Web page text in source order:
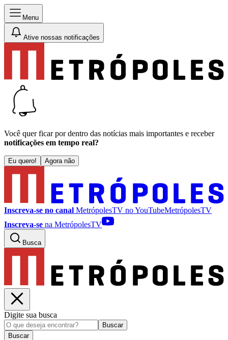
Menu
Ative nossas notificações
Você quer ficar por dentro das notícias mais importantes e receber
notificações em tempo real?
Eu quero! Agora não
Inscreva-se no canal MetrópolesTV noYouTubeMetrópolesTV
Inscreva-se na MetrópolesTV
Busca
Digite sua busca
Buscar
Buscar